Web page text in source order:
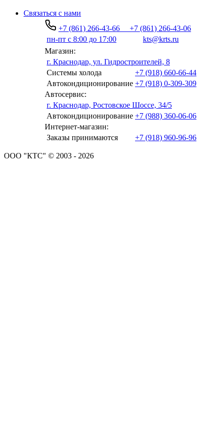
Связаться с нами
+7 (861) 266-43-66
+7 (861) 266-43-06
пн-пт с 8:00 до 17:00
kts@krts.ru
Магазин:
г. Краснодар, ул. Гидростроителей, 8
Системы холода
+7 (918) 660-66-44
Автокондиционирование +7 (918) 0-309-309
Автосервис:
г. Краснодар, Ростовское Шоссе, 34/5
Автокондиционирование +7 (988) 360-06-06
Интернет-магазин:
Заказы принимаются
+7 (918) 960-96-96
ООО "КТС" © 2003 - 2026